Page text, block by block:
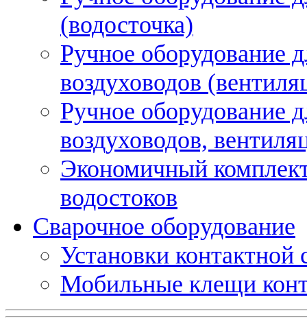
(водосточка)
Ручное оборудование
воздуховодов
Ручное оборудование
воздуховодов,
Экономичный
водостоков
Сварочное оборудование
Установки
Мобильные клещи